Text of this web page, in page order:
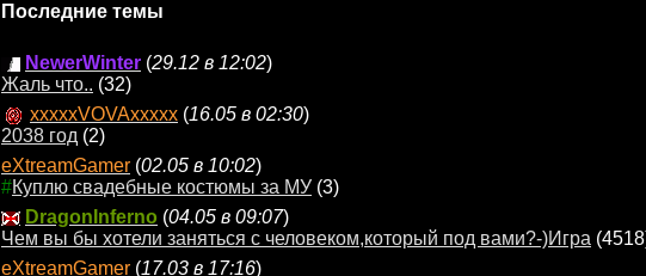
Последние темы
NewerWinter (29.12 в 12:02)
Жаль что.. (32)
xxxxxVOVAxxxxx (16.05 в 02:30)
2038 год (2)
eXtreamGamer (02.05 в 10:02)
#Куплю свадебные костюмы за МУ (3)
DragonInferno (04.05 в 09:07)
Чем вы бы хотели заняться с человеком,который под вами?-)Игра
eXtreamGamer (17.03 в 17:16)